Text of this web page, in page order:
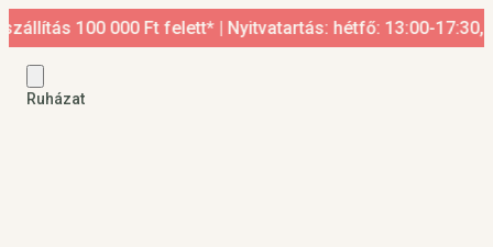
100 000 Ft felett* | Nyitvatartás: hétfő: 13:00-17:30,
Ruházat